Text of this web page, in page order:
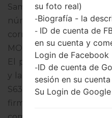
Samsung Galaxy Y
número de modelo
corresponde al
MODEL%. El código
El producto viene con la
y la versión CSC
S6312DDAML1. La
firmware dado es
su foto real)
-Biografía - la
- ID de cuenta de
en su cuenta y
Login de Facebook
-ID de cuenta de
sesión en su
Su Login de Google